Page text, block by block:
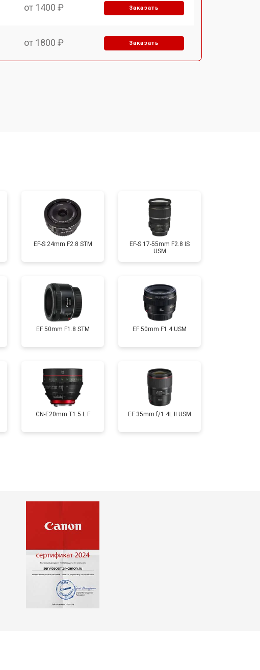
от 1400 ₽ Заказать
от 1800 ₽ Заказать
от 2600 ₽ Заказать
EF-S 24mm F2.8 STM
EF-S 17-55mm F2.8 IS
USM
EF 50mm F1.8 STM EF 50mm F1.4 USM
CN-E20mm T1.5 L F EF 35mm f/1.4L II USM